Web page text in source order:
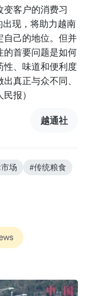
变客户的消费习
出现，将助力越南
自己的地位。但并
的首要问题是如何
、味道和便利度
真正与众不同、
报）
越通社
场
#传统粮食